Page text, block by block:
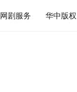
网剧服务 华中版权